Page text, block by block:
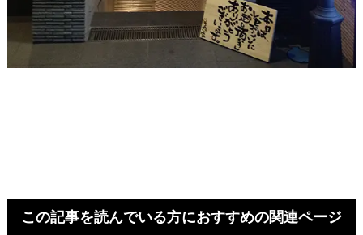
この記事を読んでいる方におすすめの関連ページ